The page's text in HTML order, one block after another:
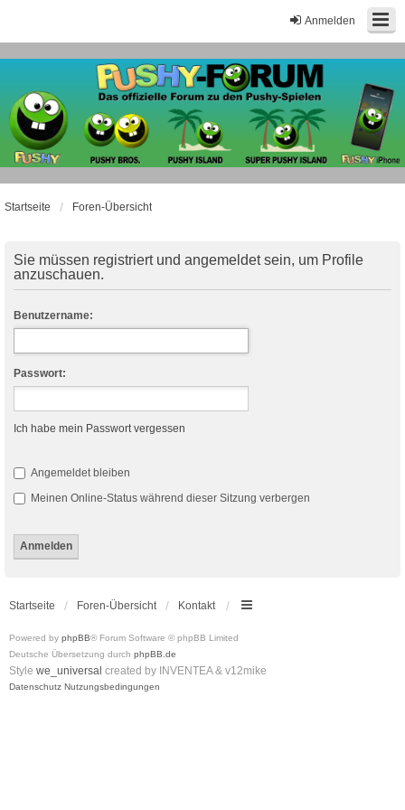
Anmelden
Startseite Foren-Übersicht
Sie müssen registriert und angemeldet sein, um Profile
anzuschauen.
Benutzername:
Passwort:
Ich habe mein Passwort vergessen
Angemeldet bleiben
Meinen Online-Status während dieser Sitzung verbergen
Startseite Foren-Übersicht Kontakt
Powered by phpBB® Forum Software © phpBB Limited
Deutsche Übersetzung durch phpBB.de
Style we_universal created by INVENTEA & v12mike
Datenschutz Nutzungsbedingungen